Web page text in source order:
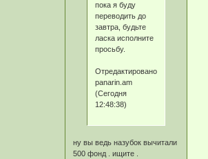
пока я буду
переводить до
завтра, будьте
ласка исполните
просьбу.
Отредактировано
panarin.am
(Сегодня
12:48:38)
ну вы ведь назубок вычитали
500 фонд . ищите .